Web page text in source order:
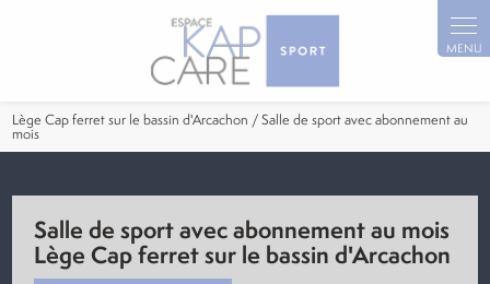
Lège Cap ferret sur le bassin d'Arcachon / Salle de sport avec abonnement au
mois
Salle de sport avec abonnement au mois
Lège Cap ferret sur le bassin d'Arcachon